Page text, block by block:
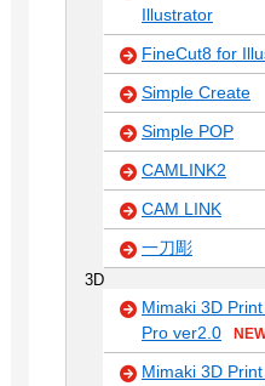
Illustrator
FineCut8 for
Simple Create
Simple POP
CAMLINK2
CAM LINK
一刀彫
3D
Mimaki 3D
Pro ver2.0
Mimaki 3D